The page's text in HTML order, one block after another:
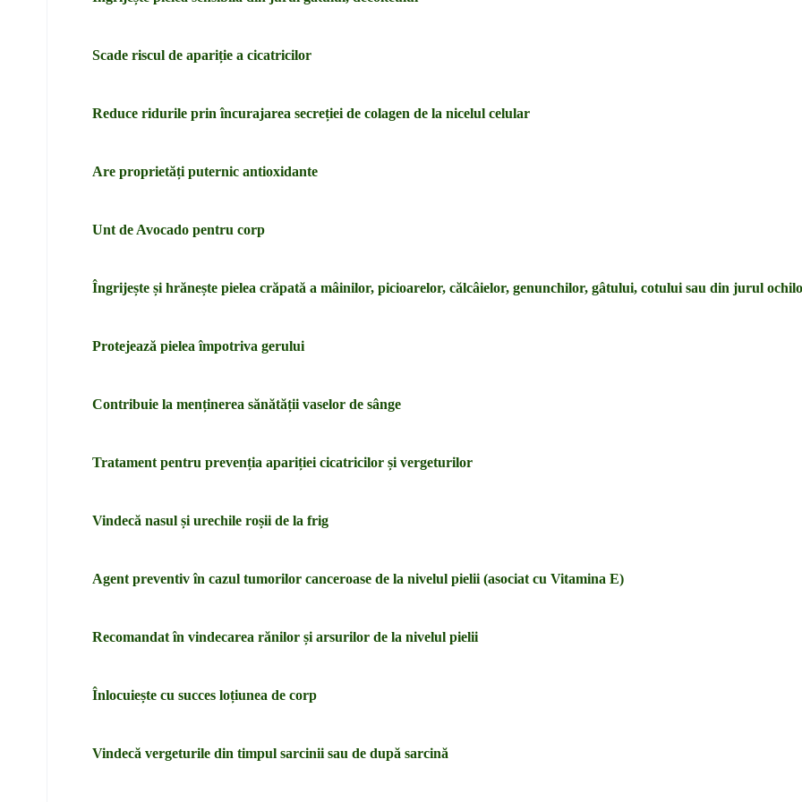
Scade riscul de apariție a cicatricilor
Reduce ridurile prin încurajarea secreției de colagen de la nicelul celular
Are proprietăți puternic antioxidante
Unt de Avocado pentru corp
Îngrijește și hrănește pielea crăpată a mâinilor, picioarelor, călcâielor, genunchilor, gâtului, cotului sau din jurul
Protejează pielea împotriva gerului
Contribuie la menținerea sănătății vaselor de sânge
Tratament pentru prevenția apariției cicatricilor și vergeturilor
Vindecă nasul și urechile roșii de la frig
Agent preventiv în cazul tumorilor canceroase de la nivelul pielii (asociat cu Vitamina E)
Recomandat în vindecarea rănilor și arsurilor de la nivelul pielii
Înlocuiește cu succes loțiunea de corp
Vindecă vergeturile din timpul sarcinii sau de după sarcină